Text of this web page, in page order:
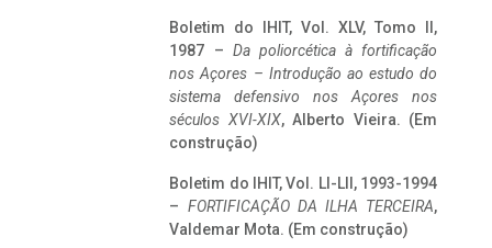
Boletim do IHIT, Vol. XLV, Tomo II,
1987 – Da poliorcética à fortificação
nos Açores – Introdução ao estudo do
sistema defensivo nos Açores nos
séculos XVI-XIX, Alberto Vieira. (Em
construção)
Boletim do IHIT, Vol. LI-LII, 1993-1994
– FORTIFICAÇÃO DA ILHA TERCEIRA,
Valdemar Mota. (Em construção)